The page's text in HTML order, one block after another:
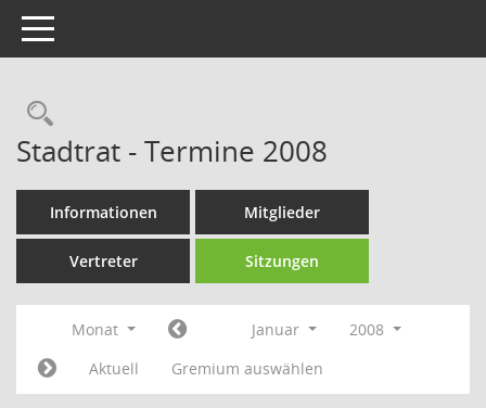
Toggle navigation
Rechercheauswahl
Stadtrat - Termine 2008
Informationen Mitglieder
Vertreter Sitzungen
Monat Januar
2008
Aktuell
Gremium auswählen